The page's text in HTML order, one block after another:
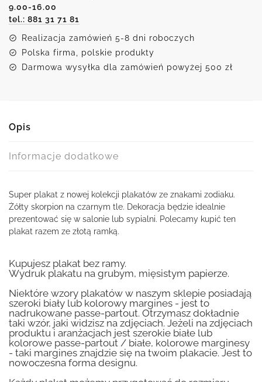
-
skorpion
9.00-16.00
tel.: 881 31 71 81
Realizacja zamówień 5-8 dni roboczych
Polska firma, polskie produkty
Darmowa wysyłka dla zamówień powyżej 500 zł
Opis
Informacje dodatkowe
Super plakat z nowej kolekcji plakatów ze znakami zodiaku.
Żółty skorpion na czarnym tle. Dekoracja będzie idealnie
prezentować się w salonie lub sypialni. Polecamy kupić ten
plakat razem ze złotą ramką.
Kupujesz plakat bez ramy.
Wydruk plakatu na grubym, mięsistym papierze.
Niektóre wzory plakatów w naszym sklepie posiadają
szeroki biały lub kolorowy margines - jest to
nadrukowane passe-partout. Otrzymasz dokładnie
taki wzór, jaki widzisz na zdjęciach. Jeżeli na zdjęciach
produktu i aranżacjach jest szerokie białe lub
kolorowe passe-partout / białe, kolorowe marginesy
- taki margines znajdzie się na twoim plakacie. Jest to
nowoczesna forma designu.